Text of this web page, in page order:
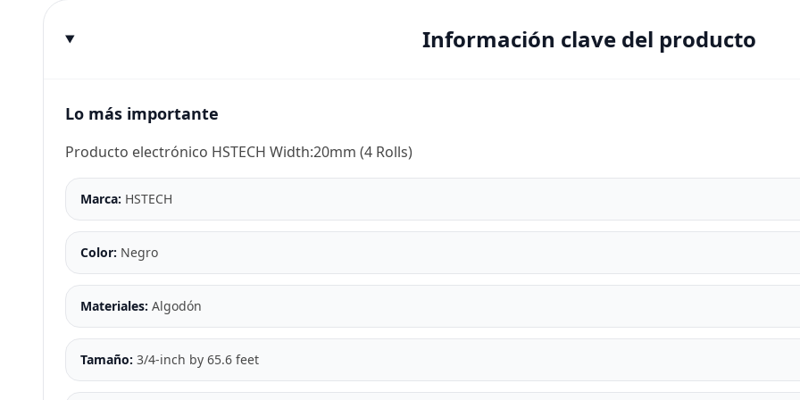
Información clave del producto
Lo más importante
Producto electrónico HSTECH Width:20mm (4 Rolls)
Marca: HSTECH
Color: Negro
Materiales: Algodón
Tamaño: 3/4-inch by 65.6 feet